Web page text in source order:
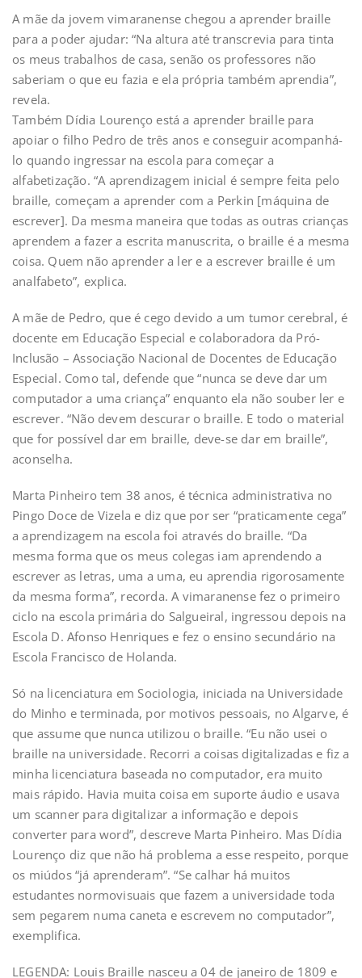
A mãe da jovem vimaranense chegou a aprender braille
para a poder ajudar: “Na altura até transcrevia para tinta
os meus trabalhos de casa, senão os professores não
saberiam o que eu fazia e ela própria também aprendia”,
revela.
Também Dídia Lourenço está a aprender braille para
apoiar o filho Pedro de três anos e conseguir acompanhá-
lo quando ingressar na escola para começar a
alfabetização. “A aprendizagem inicial é sempre feita pelo
braille, começam a aprender com a Perkin [máquina de
escrever]. Da mesma maneira que todas as outras crianças
aprendem a fazer a escrita manuscrita, o braille é a mesma
coisa. Quem não aprender a ler e a escrever braille é um
analfabeto”, explica.
A mãe de Pedro, que é cego devido a um tumor cerebral, é
docente em Educação Especial e colaboradora da Pró-
Inclusão – Associação Nacional de Docentes de Educação
Especial. Como tal, defende que “nunca se deve dar um
computador a uma criança” enquanto ela não souber ler e
escrever. “Não devem descurar o braille. E todo o material
que for possível dar em braille, deve-se dar em braille”,
aconselha.
Marta Pinheiro tem 38 anos, é técnica administrativa no
Pingo Doce de Vizela e diz que por ser “praticamente cega”
a aprendizagem na escola foi através do braille. “Da
mesma forma que os meus colegas iam aprendendo a
escrever as letras, uma a uma, eu aprendia rigorosamente
da mesma forma”, recorda. A vimaranense fez o primeiro
ciclo na escola primária do Salgueiral, ingressou depois na
Escola D. Afonso Henriques e fez o ensino secundário na
Escola Francisco de Holanda.
Só na licenciatura em Sociologia, iniciada na Universidade
do Minho e terminada, por motivos pessoais, no Algarve, é
que assume que nunca utilizou o braille. “Eu não usei o
braille na universidade. Recorri a coisas digitalizadas e fiz a
minha licenciatura baseada no computador, era muito
mais rápido. Havia muita coisa em suporte áudio e usava
um scanner para digitalizar a informação e depois
converter para word”, descreve Marta Pinheiro. Mas Dídia
Lourenço diz que não há problema a esse respeito, porque
os miúdos “já aprenderam”. “Se calhar há muitos
estudantes normovisuais que fazem a universidade toda
sem pegarem numa caneta e escrevem no computador”,
exemplifica.
LEGENDA: Louis Braille nasceu a 04 de janeiro de 1809 e